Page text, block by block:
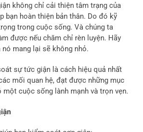
không chỉ cải thiện tâm trạng của
bạn hoàn thiện bản thân. Do đó kỹ
trong cuộc sống. Và chúng ta
được nếu chăm chỉ rèn luyện. Hãy
nó mang lại sẽ không nhỏ.
sự tức giận là cách hiệu quả nhất
mối quan hệ, đạt được những mục
một cuộc sống lành mạnh và trọn vẹn.